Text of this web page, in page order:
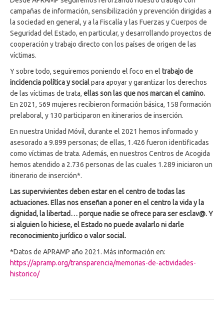
campañas de información, sensibilización y prevención dirigidas a
la sociedad en general, y a la Fiscalía y las Fuerzas y Cuerpos de
Seguridad del Estado, en particular, y desarrollando proyectos de
cooperación y trabajo directo con los países de origen de las
víctimas.
Y sobre todo, seguiremos poniendo el foco en el trabajo de
incidencia política y socialpara apoyar y garantizar los derechos
de las víctimas de trata, ellas son las que nos marcan el camino.
En 2021, 569 mujeres recibieron formación básica, 158 formación
prelaboral, y 130 participaron en itinerarios de inserción.
En nuestra Unidad Móvil, durante el 2021 hemos informado y
asesorado a 9.899 personas; de ellas, 1.426 fueron identificadas
como víctimas de trata. Además, en nuestros Centros de Acogida
hemos atendido a 2.736 personas de las cuales 1.289 iniciaron un
itinerario de inserción*.
Las supervivientes deben estar en el centro de todas las
actuaciones. Ellas nos enseñan a poner en el centro la vida y la
dignidad, la libertad… porque nadie se ofrece para ser esclav@. Y
si alguien lo hiciese, el Estado no puede avalarlo ni darle
reconocimiento jurídico o valor social.
*Datos de APRAMP año 2021. Más información en:
https://apramp.org/transparencia/memorias-de-actividades-
historico/